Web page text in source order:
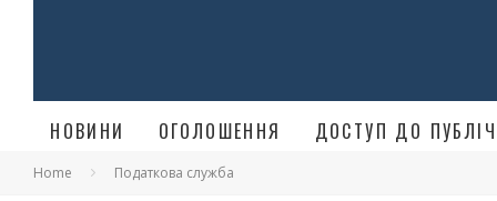
НОВИНИ ОГОЛОШЕННЯ ДОСТУП ДО
Home Податкова служба